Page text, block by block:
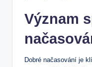
Význam‌
Dobré⁢ načasování je